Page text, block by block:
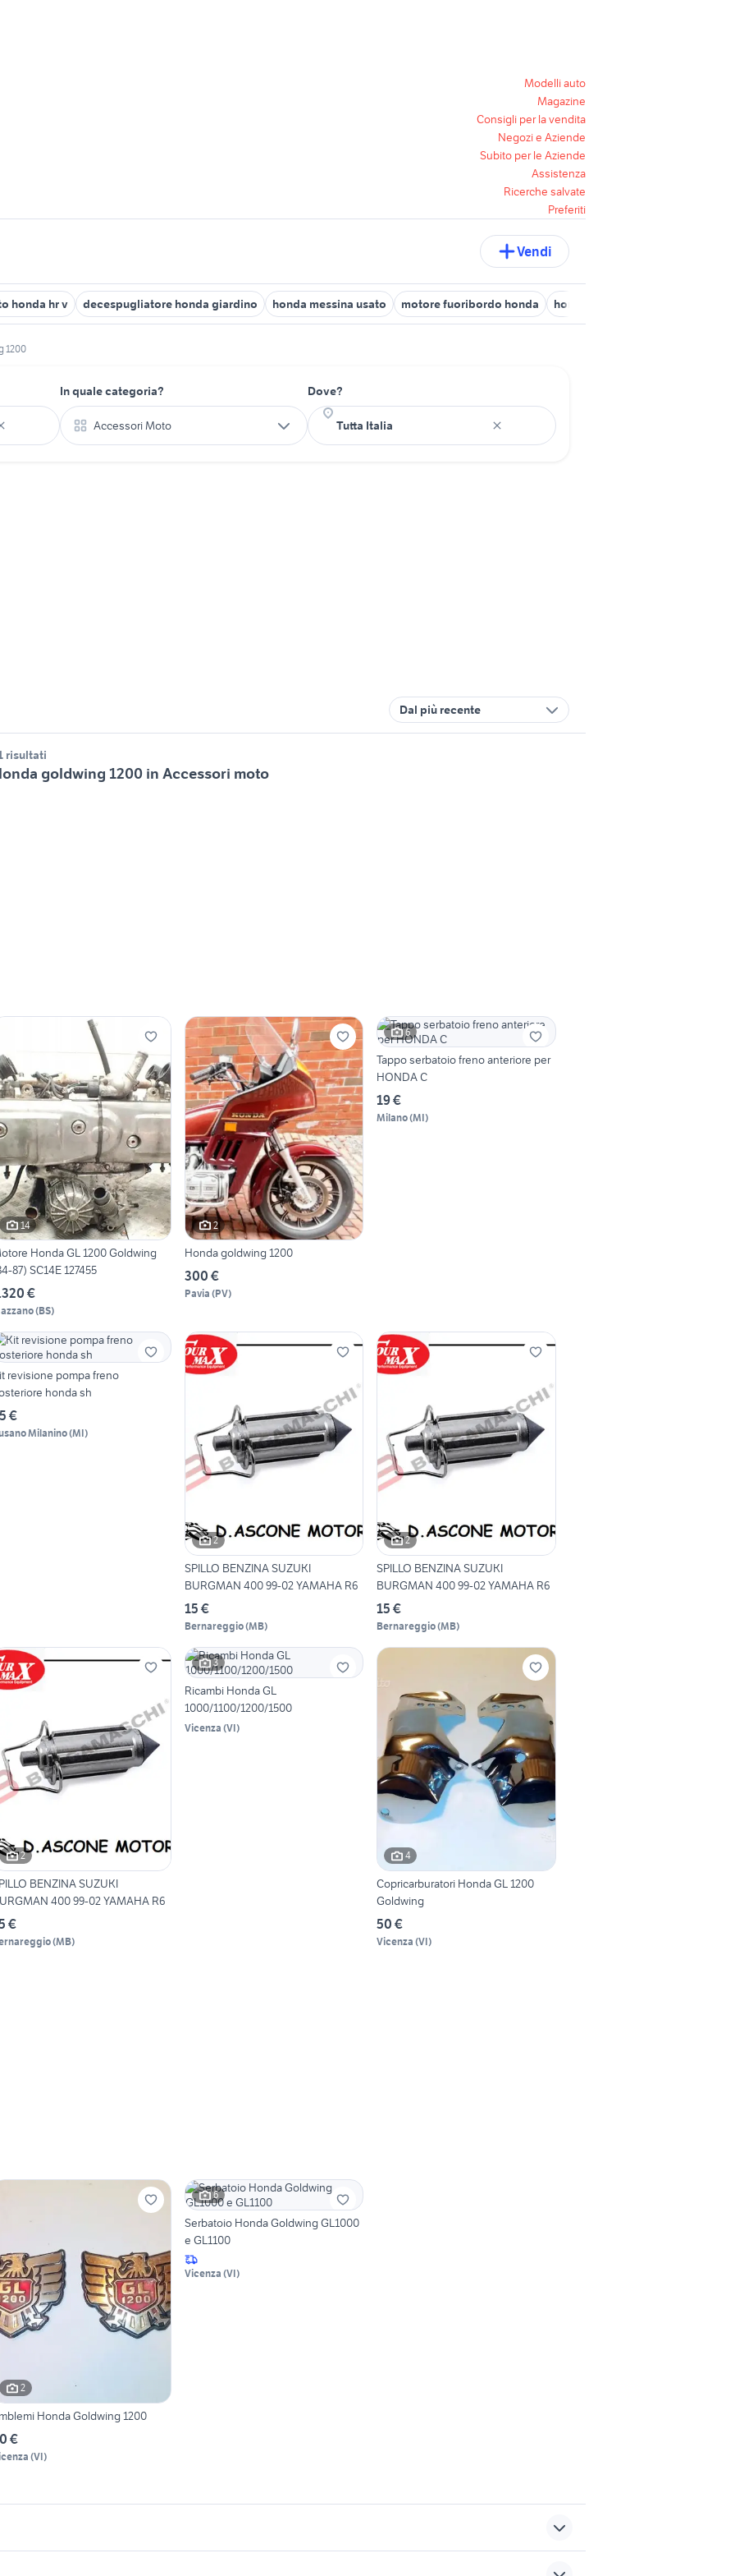
Modelli auto
Magazine
Consigli per la vendita
Negozi e Aziende
Subito per le Aziende
Assistenza
Ricerche salvate
Preferiti
Vendi
honda hr v decespugliatore honda giardino honda messina usato motore fuoribordo honda honda valkyrie
1200
In quale categoria?
Accessori Moto
Dove?
Dal più recente
risultati
goldwing 1200 in Accessori moto
14
Honda GL 1200 Goldwing
87) SC14E 127455
€
(BS)
2
Honda goldwing 1200
300 €
Pavia (PV)
6
Tappo serbatoio freno anteriore per
HONDA C
19 €
Milano(MI)
revisione pompa freno
honda sh
€
Milanino(MI)
2
SPILLO BENZINA SUZUKI
BURGMAN 400 99-02 YAMAHA R6
15 €
Bernareggio(MB)
2
SPILLO BENZINA SUZUKI
BURGMAN 400 99-02 YAMAHA R6
15 €
Bernareggio(MB)
2
BENZINA SUZUKI
400 99-02 YAMAHA R6
€
(MB)
3
Ricambi Honda GL
1000/1100/1200/1500
Vicenza (VI)
4
Copricarburatori Honda GL 1200
Goldwing
50 €
Vicenza (VI)
2
Honda Goldwing 1200
€
(VI)
6
Serbatoio Honda Goldwing GL1000
e GL1100
Vicenza (VI)